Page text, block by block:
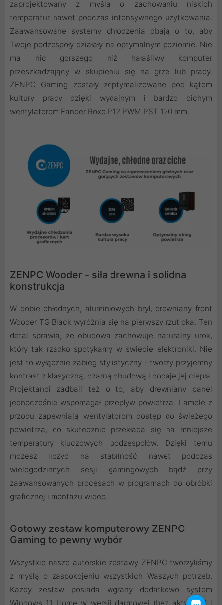
zaprojektowany z myślą o zachowaniu niskich
temperatur nawet podczas intensywnego użytkowania.
Zaawansowane systemy chłodzenia dbają o to, aby
Twoje podzespoły działały na optymalnym poziomie. Nie
ma nic gorszego niż hałaśliwy komputer
przeszkadzający w skupieniu się na grze lub pracy.
ZENPC Gaming zostały zoptymalizowane pod kątem
kultury pracy dzięki wydajnym i bardzo cichym
wentylatorom Fander Roxo P12 PWM PST 120 mm.
ZENPC Wooder - siła drewna i solidna
konstrukcja
W dobie chłodnych, aluminiowych brył, drewniany front
Wooder TG Black wyróżnia się na pierwszy rzut oka. Ten
detal sprawia, że obudowa zachowuje naturalny urok,
który tak rzadko spotykamy w świecie elektroniki. Nie
jest to wyłącznie zabieg stylistyczny - tworzy przyjemny
kontrast z klasyczną, czarną obudową i dodaje jej ciepła.
Projektanci zadbali też o to, aby drewniany panel
jednocześnie wspomagał przepływ powietrza. Lamele z
przodu zapewniają wentylatorom dostęp do świeżego
powietrza, co skutecznie przekłada się na mniejsze
temperatury kluczowych podzespołów. Dzięki temu
możesz liczyć na stabilność nawet podczas
wielogodzinnych sesji gamingowych bądź przy
zaawansowanych procesach w programach do obróbki
graficznej i montażu wideo.
Gotowy zestaw komputerowy ZENPC
Gaming to pewny wybór
Wszystkie nasze autorskie zestawy ZENPC tworzyliśmy
z myślą o zaspokojeniu wszystkich Waszych potrzeb.
Każdy zestaw posiada wgrany dodatkowo system
Windows 11 Home w wersji darmowej (bez aktywacji i